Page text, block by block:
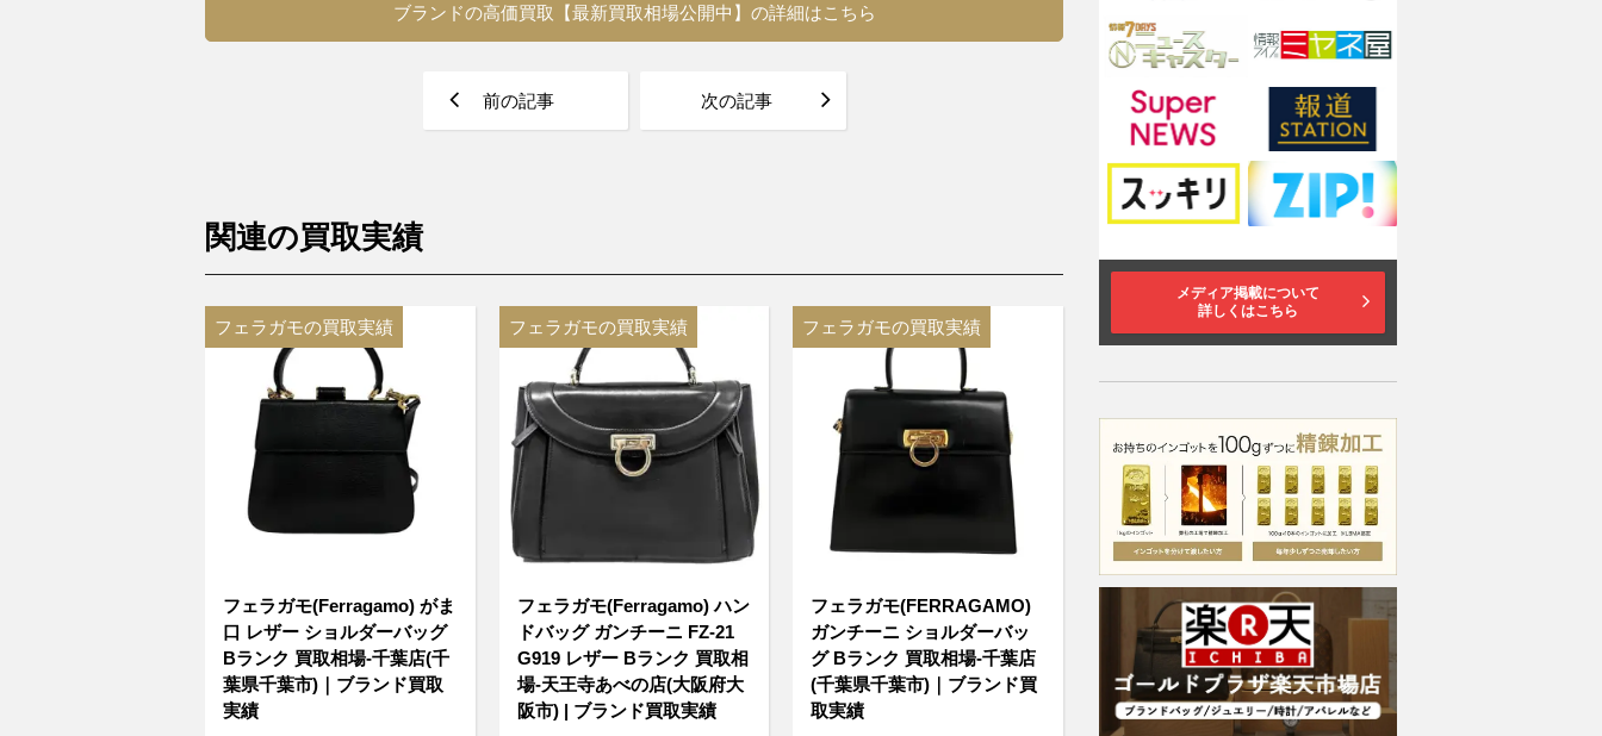
ブランドの高価買取【最新買取相場公開中】の詳細はこちら
前の記事 次の記事
関連の買取実績
フェラガモの買取実績
フェラガモ(Ferragamo) がま
口 レザー ショルダーバッグ
Bランク 買取相場-千葉店(千
葉県千葉市)｜ブランド買取
実績
フェラガモの買取実績
フェラガモ(Ferragamo) ハン
ドバッグ ガンチーニ FZ-21
G919 レザー Bランク 買取相
場-天王寺あべの店(大阪府大
阪市) | ブランド買取実績
フェラガモの買取実績
フェラガモ(FERRAGAMO)
ガンチーニ ショルダーバッ
グ Bランク 買取相場-千葉店
(千葉県千葉市)｜ブランド買
取実績
メディア掲載について
詳しくはこちら